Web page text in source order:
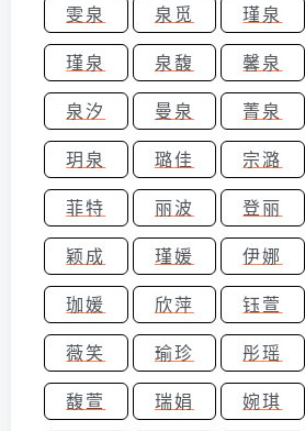
雯泉
泉觅 瑾泉
瑾泉
泉馥 馨泉
泉汐
曼泉 菁泉
玥泉
璐佳 宗潞
菲特
丽波 登丽
颖成
瑾媛 伊娜
珈媛
欣萍 钰萱
薇笑
瑜珍 彤瑶
馥萱
瑞娟 婉琪